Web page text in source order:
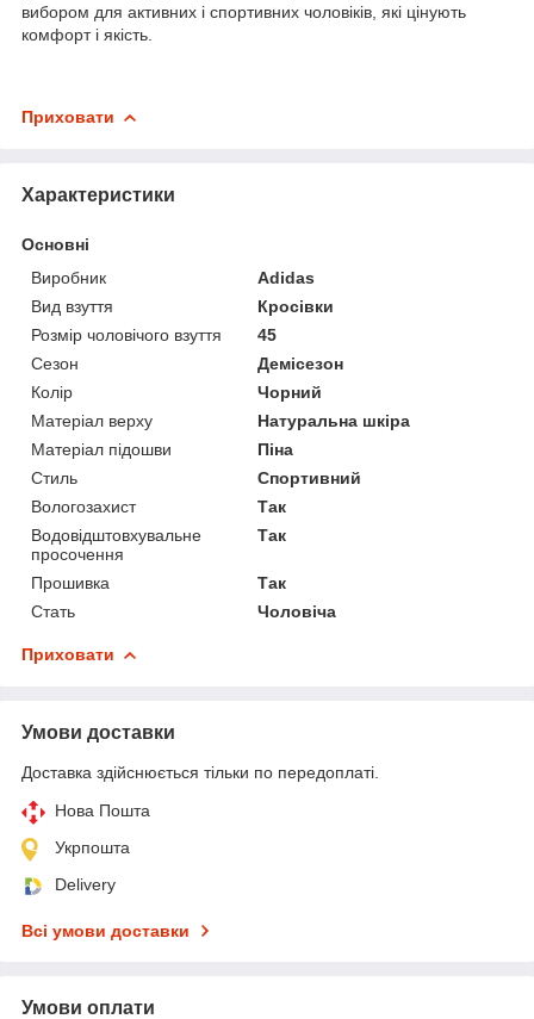
вибором для активних і спортивних чоловіків, які цінують
комфорт і якість.
Приховати
Характеристики
Основні
Виробник
Adidas
Вид взуття
Кросівки
Розмір чоловічого взуття
45
Сезон
Демісезон
Колір
Чорний
Матеріал верху
Натуральна шкіра
Матеріал підошви
Піна
Стиль
Спортивний
Вологозахист
Так
Водовідштовхувальне
просочення
Так
Прошивка
Так
Стать
Чоловіча
Приховати
Умови доставки
Доставка здійснюється тільки по передоплаті.
Нова Пошта
Укрпошта
Delivery
Всі умови доставки
Умови оплати